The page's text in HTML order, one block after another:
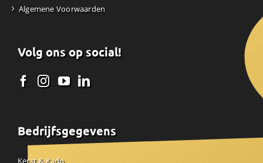
Algemene Voorwaarden
Volg ons op social!
Bedrijfsgegevens
Kerst & Kado